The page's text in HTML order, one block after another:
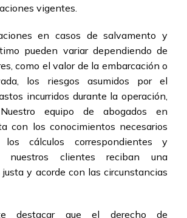
vigentes.
en casos de salvamento y
pueden variar dependiendo de
como el valor de la embarcación o
los riesgos asumidos por el
incurridos durante la operación,
equipo de abogados en
con los conocimientos necesarios
los cálculos correspondientes y
nuestros clientes reciban una
y acorde con las circunstancias
destacar que el derecho de